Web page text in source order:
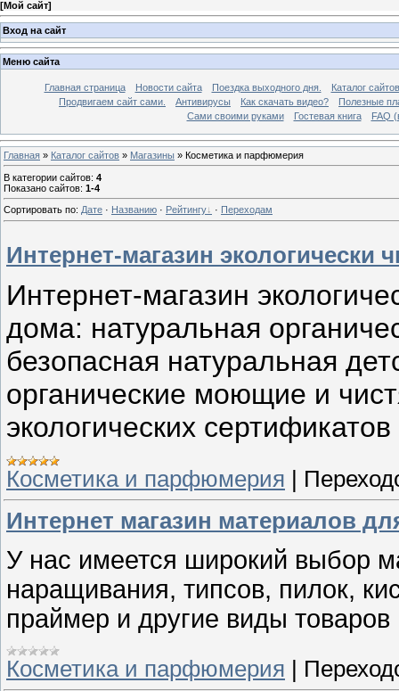
[Мой сайт]
Вход на сайт
Меню сайта
Главная страница Новости сайта Поездка выходного дня.
Каталог сайтов
Продвигаем сайт сами.
Антивирусы Как скачать видео?
Полезные
Сами своими руками
Гостевая книга FAQ
Главная » Каталог сайтов » Магазины » Косметика и парфюмерия
В категории сайтов: 4
Показано сайтов: 1-4
Сортировать по: Дате · Названию · Рейтингу · Переходам
Интернет-магазин экологически
Интернет-магазин
дома: натуральная
безопасная натуральная
органические моющие и
экологических сертификатов
Косметика и парфюмерия
Интернет магазин материалов
У нас имеется широкий выбор
наращивания, типсов, пилок,
праймер и другие виды
Косметика и парфюмерия |